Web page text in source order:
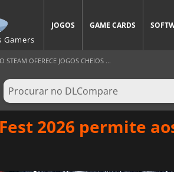
JOGOS GAME CARDS
STEAM OFERECE JOGOS CHEIOS ...
2026 permite